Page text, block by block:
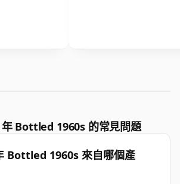
Bottled 1960s 的常見問題
Bottled 1960s 來自哪個產